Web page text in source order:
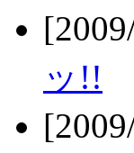
ッ!!